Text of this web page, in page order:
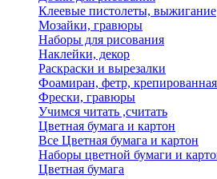
Клеевые пистолеты, выжигание
Мозайки, гравюры
Наборы для рисования
Наклейки, декор
Раскраски и вырезалки
Фоамиран, фетр, крепированная
Фрески, гравюры
Учимся читать ,считать
Цветная бумага и картон
Все Цветная бумага и картон
Наборы цветной бумаги и
Цветная бумага